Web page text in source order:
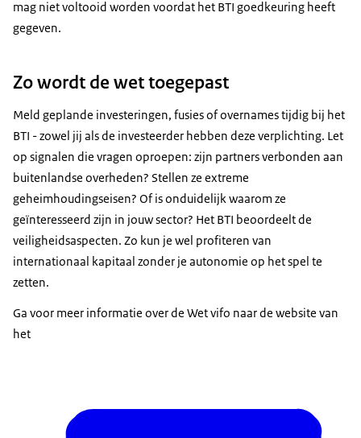
mag niet voltooid worden voordat het BTI goedkeuring heeft
gegeven.
Zo wordt de wet toegepast
Meld geplande investeringen, fusies of overnames tijdig bij het
BTI - zowel jij als de investeerder hebben deze verplichting. Let
op signalen die vragen oproepen: zijn partners verbonden aan
buitenlandse overheden? Stellen ze extreme
geheimhoudingseisen? Of is onduidelijk waarom ze
geïnteresseerd zijn in jouw sector? Het BTI beoordeelt de
veiligheidsaspecten. Zo kun je wel profiteren van
internationaal kapitaal zonder je autonomie op het spel te
zetten.
Ga voor meer informatie over de Wet vifo naar de website van
het